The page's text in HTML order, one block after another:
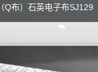
（Q布）石英电子布SJ129